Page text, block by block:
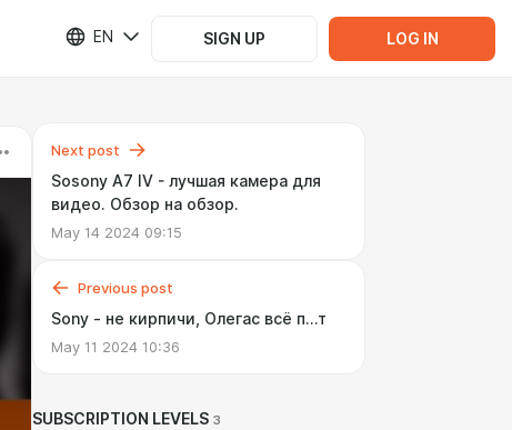
EN SIGN UP LOG IN
Next post
Sosony A7 IV - лучшая камера для
видео. Обзор на обзор.
May 14 2024 09:15
Previous post
Sony - не кирпичи, Олегас всё п...т
May 11 2024 10:36
SUBSCRIPTION LEVELS 3